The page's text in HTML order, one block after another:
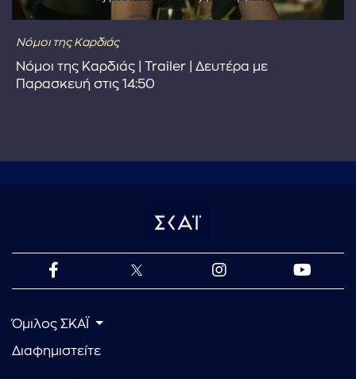
Νόμοι της Καρδιάς
Νόμοι της Καρδιάς | Trailer | Δευτέρα με
Παρασκευή στις 14:50
Όμιλος ΣΚΑΪ
Διαφημιστείτε